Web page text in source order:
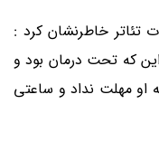
تئاتر خاطرنشان کرد :
که تحت درمان بود و
او مهلت نداد و ساعتی